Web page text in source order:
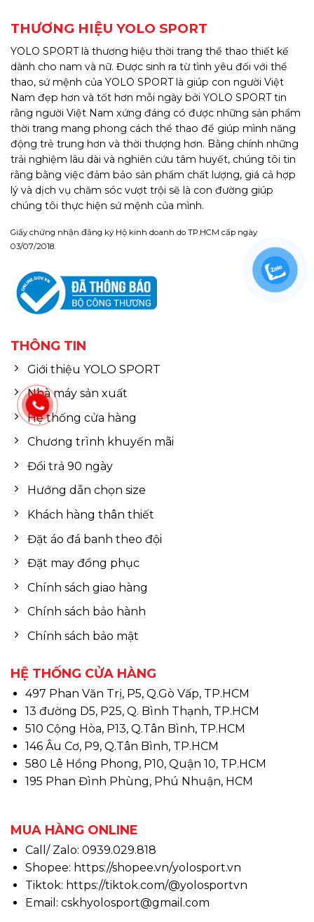
THƯƠNG HIỆU YOLO SPORT
YOLO SPORT là thương hiệu thời trang thể thao thiết kế
dành cho nam và nữ. Được sinh ra từ tình yêu đối với thể
thao, sứ mệnh của YOLO SPORT là giúp con người Việt
Nam đẹp hơn và tốt hơn mỗi ngày bởi YOLO SPORT tin
rằng người Việt Nam xứng đáng có được những sản phẩm
thời trang mang phong cách thể thao để giúp mình năng
động trẻ trung hơn và thời thượng hơn. Bằng chính những
trải nghiệm lâu dài và nghiên cứu tâm huyết, chúng tôi tin
rằng bằng việc đảm bảo sản phẩm chất lượng, giá cả hợp
lý và dịch vụ chăm sóc vượt trội sẽ là con đường giúp
chúng tôi thực hiện sứ mệnh của mình.
Giấy chứng nhận đăng ký Hộ kinh doanh do TP.HCM cấp ngày
03/07/2018.
THÔNG TIN
Giới thiệu YOLO SPORT
Nhà máy sản xuất
Hệ thống cửa hàng
Chương trình khuyến mãi
Đổi trả 90 ngày
Hướng dẫn chọn size
Khách hàng thân thiết
Đặt áo đá banh theo đội
Đặt may đồng phục
Chính sách giao hàng
Chính sách bảo hành
Chính sách bảo mật
HỆ THỐNG CỬA HÀNG
497 Phan Văn Trị, P5, Q.Gò Vấp, TP.HCM
13 đường D5, P25, Q. Bình Thạnh, TP.HCM
510 Cộng Hòa, P13, Q.Tân Bình, TP.HCM
146 Âu Cơ, P9, Q.Tân Bình, TP.HCM
580 Lê Hồng Phong, P10, Quận 10, TP.HCM
195 Phan Đình Phùng, Phú Nhuận, HCM
MUA HÀNG ONLINE
Call/ Zalo: 0939.029.818
Shopee: https://shopee.vn/yolosport.vn
Tiktok: https://tiktok.com/@yolosportvn
Email: cskhyolosport@gmail.com